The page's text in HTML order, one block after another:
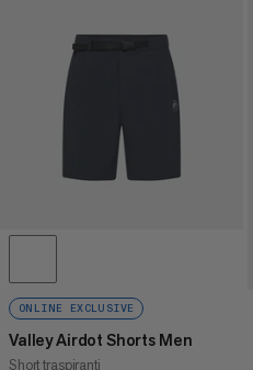
ONLINE EXCLUSIVE
Valley Airdot Shorts Men
Short traspiranti